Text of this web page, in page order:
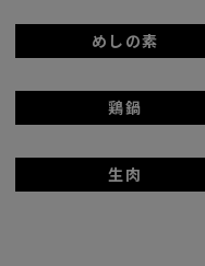
めしの素
鶏鍋
生肉